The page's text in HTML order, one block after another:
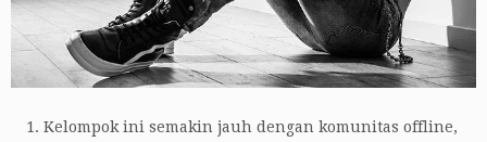
Kelompok ini semakin jauh dengan komunitas offline,